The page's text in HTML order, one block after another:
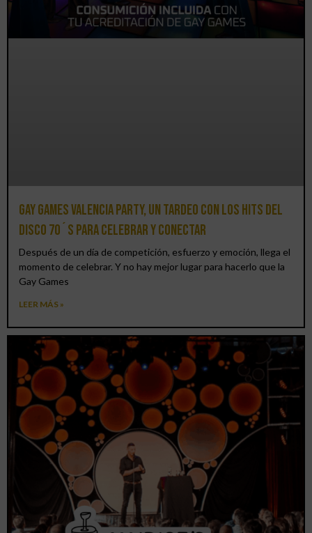
Gay Games Valencia Party, un tardeo con los hits del
DISCO 70´S para celebrar y conectar
Después de un día de competición, esfuerzo y emoción, llega el
momento de celebrar. Y no hay mejor lugar para hacerlo que la
Gay Games
LEER MÁS »